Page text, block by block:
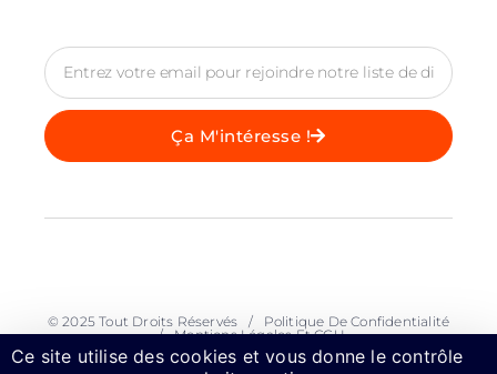
Ça M'intéresse !
© 2025 Tout Droits Réservés / Politique De Confidentialité
/Mentions Légales Et CGU
Ce site utilise des cookies et vous donne le contrôle